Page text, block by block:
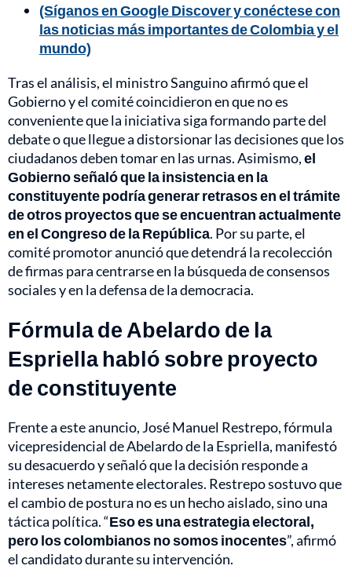
(Síganos en Google Discover y conéctese con
las noticias más importantes de Colombia y el
mundo)
Tras el análisis, el ministro Sanguino afirmó que el
Gobierno y el comité coincidieron en que no es
conveniente que la iniciativa siga formando parte del
debate o que llegue a distorsionar las decisiones que los
ciudadanos deben tomar en las urnas. Asimismo,el
Gobierno señaló que la insistencia en la
constituyente podría generar retrasos en el trámite
de otros proyectos que se encuentran actualmente
en el Congreso de la República. Por su parte, el
comité promotor anunció que detendrá la recolección
de firmas para centrarse en la búsqueda de consensos
sociales y en la defensa de la democracia.
Fórmula de Abelardo de la
Espriella habló sobre proyecto
de constituyente
Frente a este anuncio, José Manuel Restrepo, fórmula
vicepresidencial de Abelardo de la Espriella, manifestó
su desacuerdo y señaló que la decisión responde a
intereses netamente electorales. Restrepo sostuvo que
el cambio de postura no es un hecho aislado, sino una
táctica política. “Eso es una estrategia electoral,
pero los colombianos no somos inocentes”, afirmó
el candidato durante su intervención.